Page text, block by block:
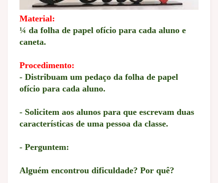
Material:
¼ da folha de papel ofício para cada aluno e
caneta.
Procedimento:
- Distribuam um pedaço da folha de papel
ofício para cada aluno.
- Solicitem aos alunos para que escrevam duas
características de uma pessoa da classe.
- Perguntem:
Alguém encontrou dificuldade? Por quê?